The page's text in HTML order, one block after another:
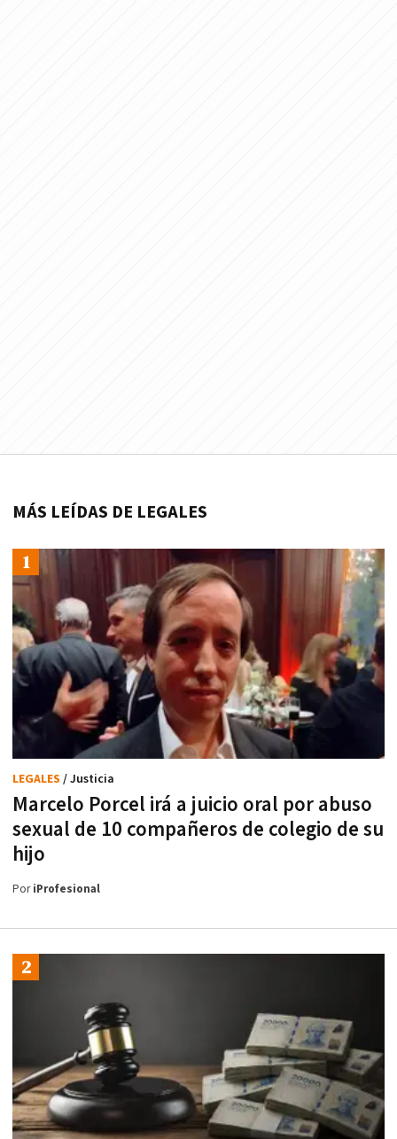
MÁS LEÍDAS DE LEGALES
Marcelo Porcel irá a juicio oral por abuso
sexual de 10 compañeros de colegio de su
hijo
LEGALES / Justicia
PoriProfesional